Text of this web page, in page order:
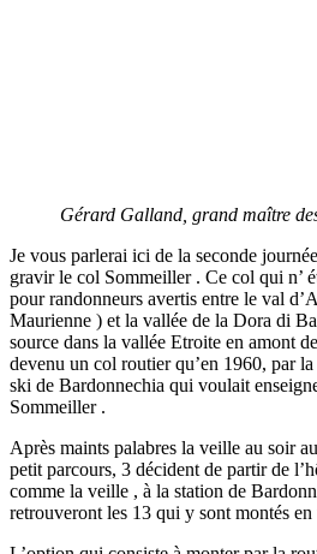
Gérard Galland, grand maître
Je vous parlerai ici de la seconde
gravir le col Sommeiller . Ce col qui n’
pour randonneurs avertis entre le val
Maurienne ) et la vallée de la Dora di
source dans la vallée Etroite en amont
devenu un col routier qu’en 1960, par
ski de Bardonnechia qui voulait
Sommeiller .
Après maints palabres la veille au soir
petit parcours, 3 décident de partir de
comme la veille , à la station de
retrouveront les 13 qui y sont montés en